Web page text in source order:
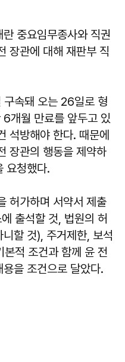
중요임무종사와 직권
장관에 대해 재판부 직
속돼 오는 26일로 형
개월 만료를 앞두고 있
석방해야 한다. 때문에
장관의 행동을 제약하
요청했다.
허가하며 서약서 제출
출석할 것, 법원의 허
할 것), 주거제한, 보석
적 조건과 함께 윤 전
을 조건으로 달았다.